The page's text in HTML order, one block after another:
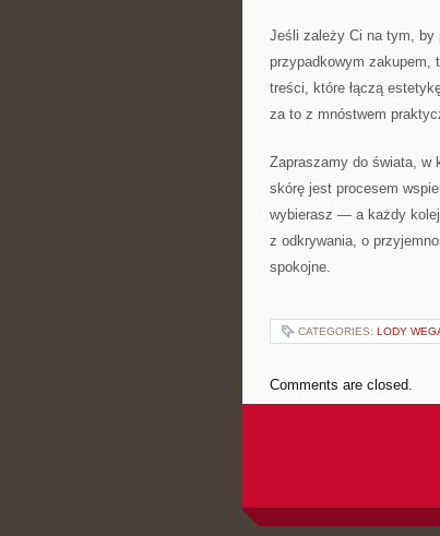
Jeśli zależy Ci na tym, by
przypadkowym zakupem,
treści, które łączą
za to z mnóstwem
Zapraszamy do świata, w
skórę jest procesem
wybierasz — a każdy
z odkrywania, o
spokojne.
CATEGORIES: LODY
Comments are closed.